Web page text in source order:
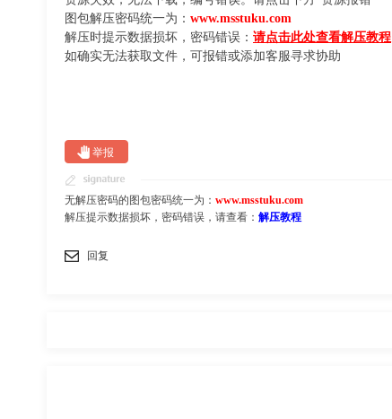
图包解压密码统一为： www.msstuku.com
解压时提示数据损坏，密码错误： 请点击此处查看解压教程
如确实无法获取文件，可报错或添加客服寻求协助
举报
无解压密码的图包密码统一为： www.msstuku.com
解压提示数据损坏，密码错误，请查看： 解压教程
回复